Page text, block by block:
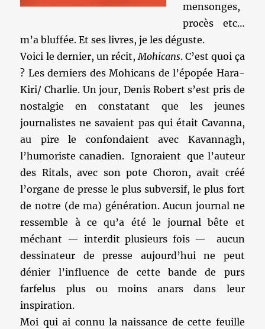
mensonges,
procès etc…
m’a bluffée. Et ses livres, je les déguste.
Voici le dernier, un récit,Mohicans. C’est quoi ça
? Les derniers des Mohicans de l’épopée Hara-
Kiri/ Charlie. Un jour, Denis Robert s’est pris de
nostalgie en constatant que les jeunes
journalistes ne savaient pas qui était Cavanna,
au pire le confondaient avec Kavannagh,
l’humoriste canadien. Ignoraient que l’auteur
des Ritals, avec son pote Choron, avait créé
l’organe de presse le plus subversif, le plus fort
de notre (de ma) génération. Aucun journal ne
ressemble à ce qu’a été le journal bête et
méchant — interdit plusieurs fois — aucun
dessinateur de presse aujourd’hui ne peut
dénier l’influence de cette bande de purs
farfelus plus ou moins anars dans leur
inspiration.
Moi qui ai connu la naissance de cette feuille